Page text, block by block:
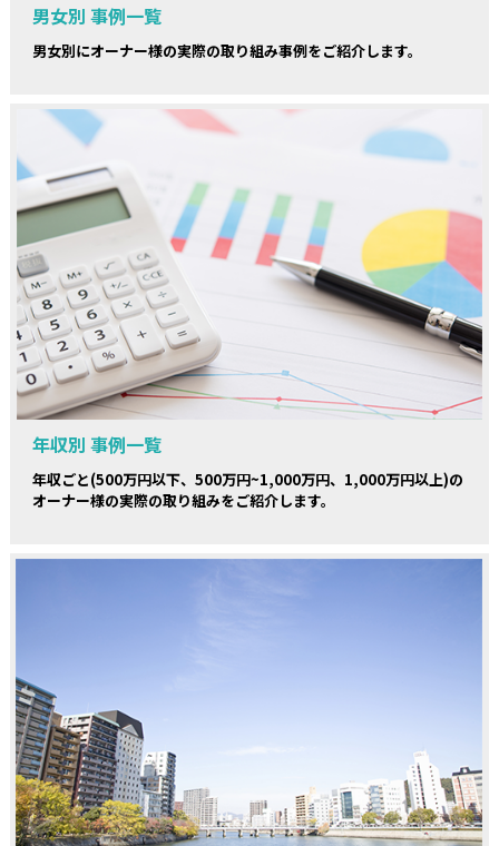
男女別 事例一覧
男女別にオーナー様の実際の取り組み事例をご紹介します。
年収別 事例一覧
年収ごと(500万円以下、500万円~1,000万円、1,000万円以上)の
オーナー様の実際の取り組みをご紹介します。